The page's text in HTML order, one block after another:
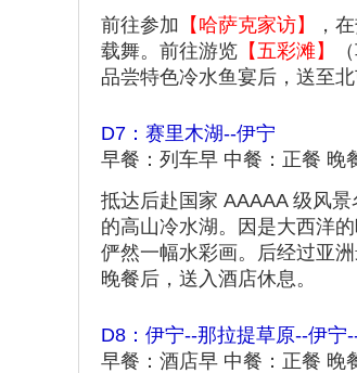
前往参加 【哈萨克家访】
，
载舞。前往游览 【五彩滩】
品尝特色冷水鱼宴后，送至
D7：赛里木湖--伊宁
早餐：列车早 中餐：正餐 晚
抵达后赴国家 AAAAA 级风景
的高山冷水湖。因是大西洋
俨然一幅水彩画。后经过亚
晚餐后，送入酒店休息。
D8：伊宁--那拉提草原--伊宁
早餐：酒店早 中餐：正餐 晚